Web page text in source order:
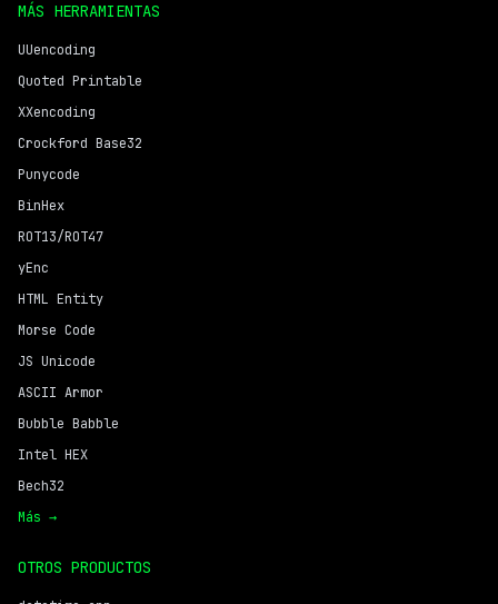
MÁS HERRAMIENTAS
UUencoding
Quoted Printable
XXencoding
Crockford Base32
Punycode
BinHex
ROT13/ROT47
yEnc
HTML Entity
Morse Code
JS Unicode
ASCII Armor
Bubble Babble
Intel HEX
Bech32
Más →
OTROS PRODUCTOS